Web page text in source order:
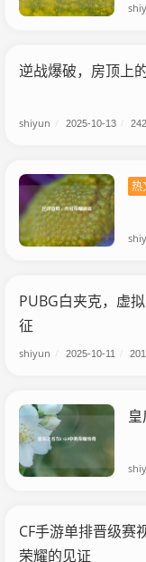
逆战爆破，房顶上
shiyun 2025-10-13
热
PUBG白夹克，虚
征
shiyun 2025-10-11
CF手游单排晋级赛
荣耀的见证